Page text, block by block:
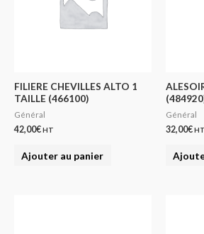
FILIERE CHEVILLES ALTO 1
TAILLE (466100)
Général
42,00€HT
Ajouter au panier
Général
32,00€HT